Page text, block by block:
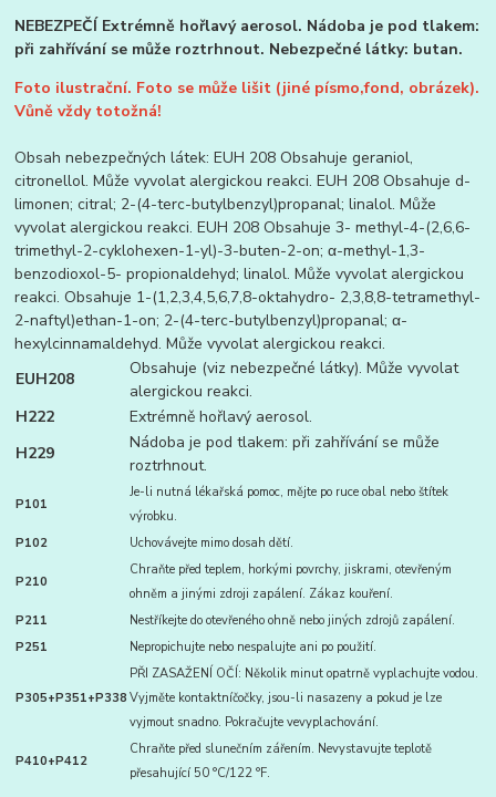
NEBEZPEČÍ Extrémně hořlavý aerosol. Nádoba je pod tlakem:
při zahřívání se může roztrhnout. Nebezpečné látky: butan.
Foto ilustrační. Foto se může lišit (jiné písmo,fond, obrázek).
Vůně vždy totožná!
Obsah nebezpečných látek: EUH 208 Obsahuje geraniol,
citronellol. Může vyvolat alergickou reakci. EUH 208 Obsahuje d-
limonen; citral; 2-(4-terc-butylbenzyl)propanal; linalol. Může
vyvolat alergickou reakci. EUH 208 Obsahuje 3- methyl-4-(2,6,6-
trimethyl-2-cyklohexen-1-yl)-3-buten-2-on; α-methyl-1,3-
benzodioxol-5- propionaldehyd; linalol. Může vyvolat alergickou
reakci. Obsahuje 1-(1,2,3,4,5,6,7,8-oktahydro- 2,3,8,8-tetramethyl-
2-naftyl)ethan-1-on; 2-(4-terc-butylbenzyl)propanal; α-
hexylcinnamaldehyd. Může vyvolat alergickou reakci.
EUH208
Obsahuje (viz nebezpečné látky). Může vyvolat
alergickou reakci.
H222
Extrémně hořlavý aerosol.
H229
Nádoba je pod tlakem: při zahřívání se může
roztrhnout.
P101
Je-li nutná lékařská pomoc, mějte po ruce obal nebo štítek
výrobku.
P102
Uchovávejte mimo dosah dětí.
P210
Chraňte před teplem, horkými povrchy, jiskrami, otevřeným
ohněm a jinými zdroji zapálení. Zákaz kouření.
P211
Nestříkejte do otevřeného ohně nebo jiných zdrojů zapálení.
P251
Nepropichujte nebo nespalujte ani po použití.
P305+P351+P338
PŘI ZASAŽENÍ OČÍ: Několik minut opatrně vyplachujte vodou.
Vyjměte kontaktníčočky, jsou-li nasazeny a pokud je lze
vyjmout snadno. Pokračujte vevyplachování.
P410+P412
Chraňte před slunečním zářením. Nevystavujte teplotě
přesahující 50 °C/122 °F.